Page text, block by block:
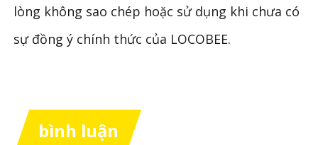
lòng không sao chép hoặc sử dụng khi chưa có
sự đồng ý chính thức của LOCOBEE.
bình luận